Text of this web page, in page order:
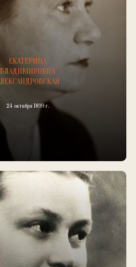
ЕКАТЕРИНА
ВЛАДИМИРОВНА
24 октября 1899 г.